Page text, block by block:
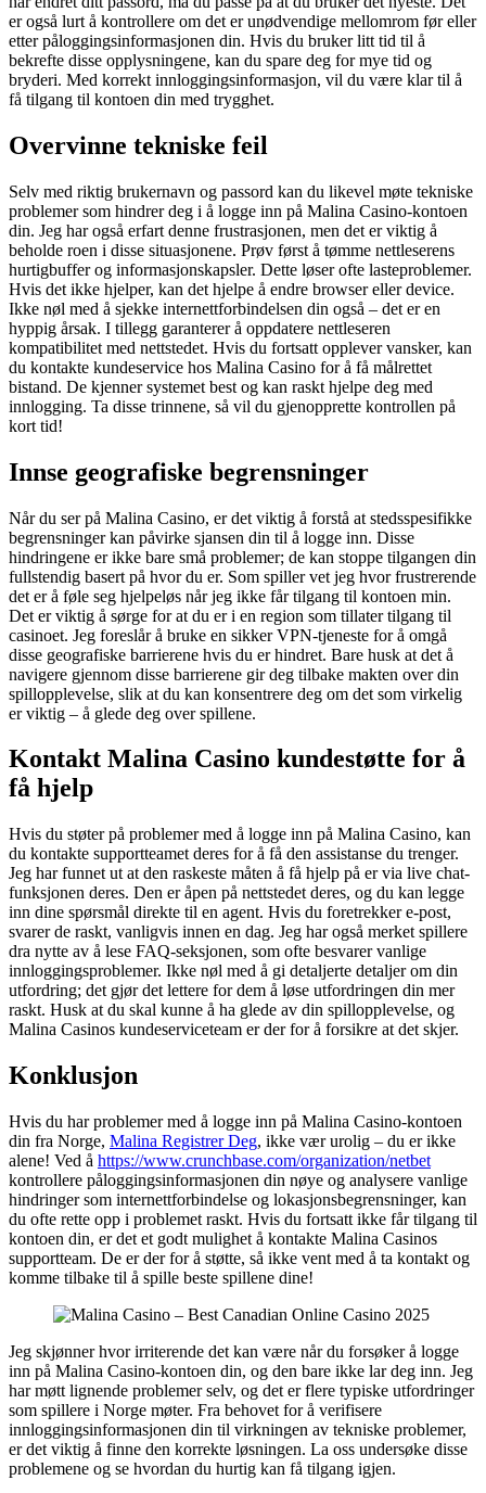
er også lurt å kontrollere om det er unødvendige mellomrom før eller
etter påloggingsinformasjonen din. Hvis du bruker litt tid til å
bekrefte disse opplysningene, kan du spare deg for mye tid og
bryderi. Med korrekt innloggingsinformasjon, vil du være klar til å
få tilgang til kontoen din med trygghet.
Overvinne tekniske feil
Selv med riktig brukernavn og passord kan du likevel møte tekniske
problemer som hindrer deg i å logge inn på Malina Casino-kontoen
din. Jeg har også erfart denne frustrasjonen, men det er viktig å
beholde roen i disse situasjonene. Prøv først å tømme nettleserens
hurtigbuffer og informasjonskapsler. Dette løser ofte lasteproblemer.
Hvis det ikke hjelper, kan det hjelpe å endre browser eller device.
Ikke nøl med å sjekke internettforbindelsen din også – det er en
hyppig årsak. I tillegg garanterer å oppdatere nettleseren
kompatibilitet med nettstedet. Hvis du fortsatt opplever vansker, kan
du kontakte kundeservice hos Malina Casino for å få målrettet
bistand. De kjenner systemet best og kan raskt hjelpe deg med
innlogging. Ta disse trinnene, så vil du gjenopprette kontrollen på
kort tid!
Innse geografiske begrensninger
Når du ser på Malina Casino, er det viktig å forstå at stedsspesifikke
begrensninger kan påvirke sjansen din til å logge inn. Disse
hindringene er ikke bare små problemer; de kan stoppe tilgangen din
fullstendig basert på hvor du er. Som spiller vet jeg hvor frustrerende
det er å føle seg hjelpeløs når jeg ikke får tilgang til kontoen min.
Det er viktig å sørge for at du er i en region som tillater tilgang til
casinoet. Jeg foreslår å bruke en sikker VPN-tjeneste for å omgå
disse geografiske barrierene hvis du er hindret. Bare husk at det å
navigere gjennom disse barrierene gir deg tilbake makten over din
spillopplevelse, slik at du kan konsentrere deg om det som virkelig
er viktig – å glede deg over spillene.
Kontakt Malina Casino kundestøtte for å
få hjelp
Hvis du støter på problemer med å logge inn på Malina Casino, kan
du kontakte supportteamet deres for å få den assistanse du trenger.
Jeg har funnet ut at den raskeste måten å få hjelp på er via live chat-
funksjonen deres. Den er åpen på nettstedet deres, og du kan legge
inn dine spørsmål direkte til en agent. Hvis du foretrekker e-post,
svarer de raskt, vanligvis innen en dag. Jeg har også merket spillere
dra nytte av å lese FAQ-seksjonen, som ofte besvarer vanlige
innloggingsproblemer. Ikke nøl med å gi detaljerte detaljer om din
utfordring; det gjør det lettere for dem å løse utfordringen din mer
raskt. Husk at du skal kunne å ha glede av din spillopplevelse, og
Malina Casinos kundeserviceteam er der for å forsikre at det skjer.
Konklusjon
Hvis du har problemer med å logge inn på Malina Casino-kontoen
din fra Norge, Malina Registrer Deg, ikke vær urolig – du er ikke
alene! Ved å https://www.crunchbase.com/organization/netbet
kontrollere påloggingsinformasjonen din nøye og analysere vanlige
hindringer som internettforbindelse og lokasjonsbegrensninger, kan
du ofte rette opp i problemet raskt. Hvis du fortsatt ikke får tilgang til
kontoen din, er det et godt mulighet å kontakte Malina Casinos
supportteam. De er der for å støtte, så ikke vent med å ta kontakt og
komme tilbake til å spille beste spillene dine!
Jeg skjønner hvor irriterende det kan være når du forsøker å logge
inn på Malina Casino-kontoen din, og den bare ikke lar deg inn. Jeg
har møtt lignende problemer selv, og det er flere typiske utfordringer
som spillere i Norge møter. Fra behovet for å verifisere
innloggingsinformasjonen din til virkningen av tekniske problemer,
er det viktig å finne den korrekte løsningen. La oss undersøke disse
problemene og se hvordan du hurtig kan få tilgang igjen.